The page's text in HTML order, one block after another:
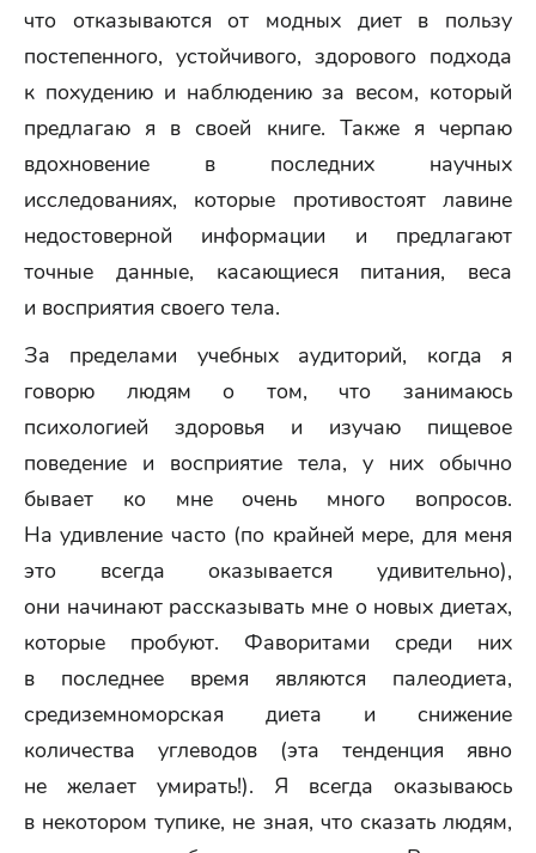
что отказываются от модных диет в пользу
постепенного, устойчивого, здорового подхода
к похудению и наблюдению за весом, который
предлагаю я в своей книге. Также я черпаю
вдохновение в последних научных
исследованиях, которые противостоят лавине
недостоверной информации и предлагают
точные данные, касающиеся питания, веса
и восприятия своего тела.
За пределами учебных аудиторий, когда я
говорю людям о том, что занимаюсь
психологией здоровья и изучаю пищевое
поведение и восприятие тела, у них обычно
бывает ко мне очень много вопросов.
На удивление часто (по крайней мере, для меня
это всегда оказывается удивительно),
они начинают рассказывать мне о новых диетах,
которые пробуют. Фаворитами среди них
в последнее время являются палеодиета,
средиземноморская диета и снижение
количества углеводов (эта тенденция явно
не желает умирать!). Я всегда оказываюсь
в некотором тупике, не зная, что сказать людям,